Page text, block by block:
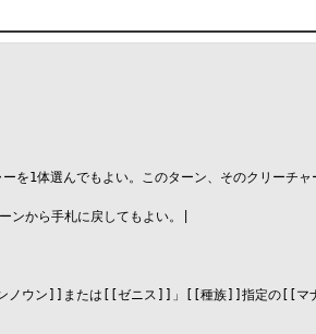
1体選んでもよい。このターン、そのクリーチャ
ンから手札に戻してもよい。|
ン]]または[[ゼニス]]」[[種族]]指定の[[マ